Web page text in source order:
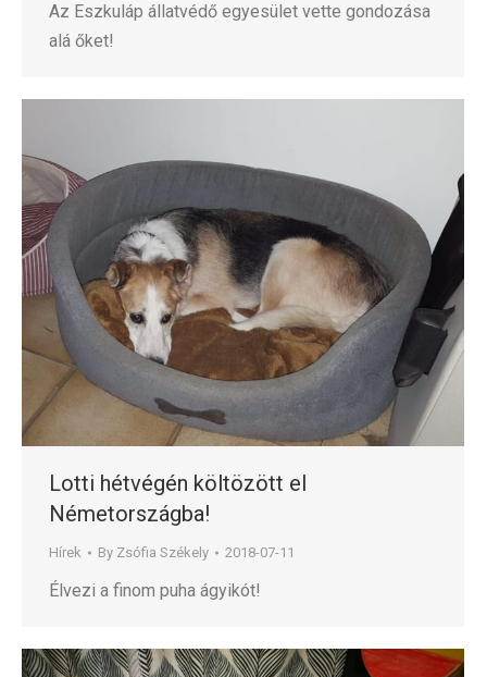
Az Eszkuláp állatvédő egyesület vette gondozása
alá őket!
Lotti hétvégén költözött el
Németországba!
Hírek By Zsófia Székely 2018-07-11
Élvezi a finom puha ágyikót!